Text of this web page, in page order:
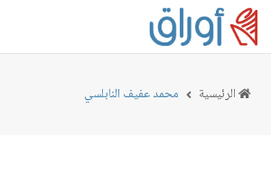
الرئيسية محمد عفيف النابلسي